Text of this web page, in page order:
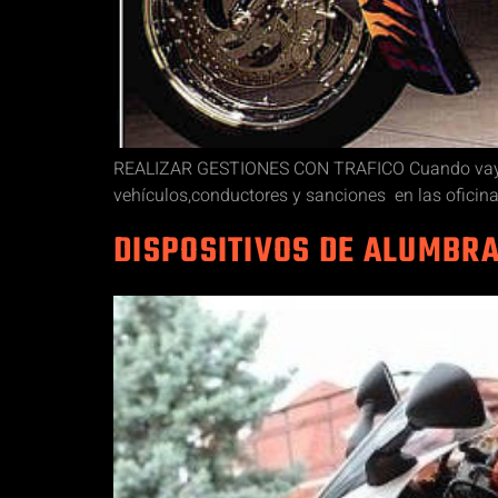
REALIZAR GESTIONES CON TRAFICO
vehículos,conductores y sanciones en las
DISPOSITIVOS DE